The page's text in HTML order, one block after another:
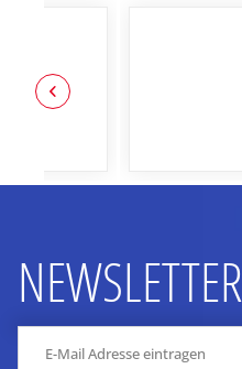
NEWSLETTER